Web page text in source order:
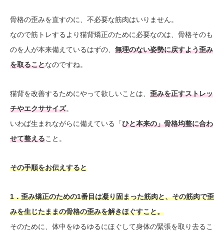
骨格の歪みを直すのに、不必要な筋肉はいりません。
なので筋トレするより猫背矯正のために必要なのは、骨格そのも
のを人が本来備えているはずの、 無理のない姿勢に戻すよう歪み
を取ることなのですね。
猫背を改善するためにやって欲しいことは、 歪みを正すストレッ
チやエクササイズ。
いわば生まれながらに備えている「ひと本来の」骨格均整に合わ
せて整えること。
その手順をお伝えすると
1．歪み矯正のための1番目は凝り固まった筋肉と、その筋肉で歪
みを生じたままの骨格の歪みを解きほぐすこと。
そのために、体中をゆるゆるにほぐして身体の緊張を取り去るこ